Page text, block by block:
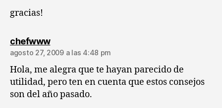
gracias!
chefwwwdice:
agosto 27, 2009 a las 4:48 pm
Hola, me alegra que te hayan parecido de
utilidad, pero ten en cuenta que estos consejos
son del año pasado.